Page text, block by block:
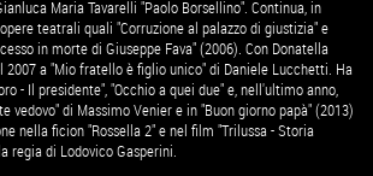
Maria Tavarelli "Paolo Borsellino". Continua, in
teatrali quali "Corruzione al palazzo di giustizia" e
in morte di Giuseppe Fava" (2006). Con Donatella
2007 a "Mio fratello è figlio unico" di Daniele Lucchetti. Ha
- Il presidente", "Occhio a quei due" e, nell'ultimo anno,
vedovo" di Massimo Venier e in "Buon giorno papà" (2013)
nella ficion "Rossella 2" e nel film "Trilussa - Storia
regia di Lodovico Gasperini.